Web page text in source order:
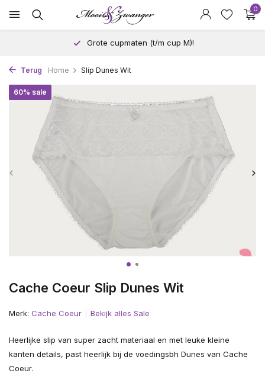
0
Grote cupmaten (t/m cup M)!
Terug Home Slip Dunes Wit
Cache Coeur Slip Dunes Wit
60% sale
Merk: Cache Coeur Bekijk alles Sale
Heerlijke slip van super zacht materiaal en met leuke kleine
kanten details, past heerlijk bij de voedingsbh Dunes van Cache
Coeur.